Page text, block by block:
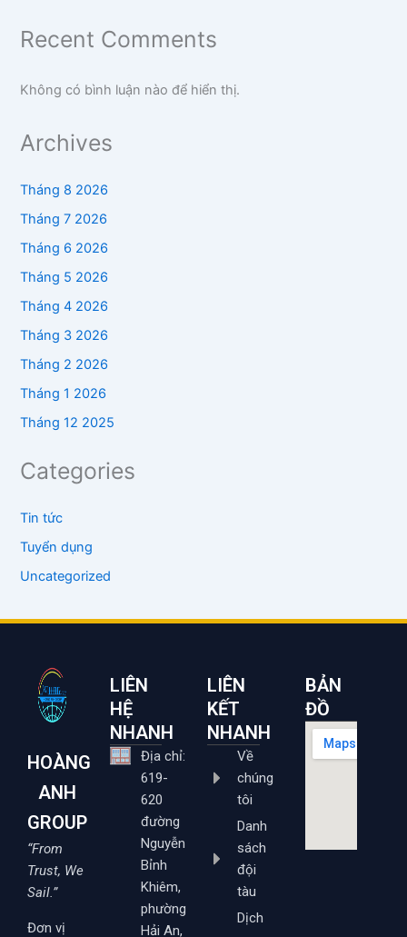
Recent Comments
Không có bình luận nào để hiển thị.
Archives
Tháng 8 2026
Tháng 7 2026
Tháng 6 2026
Tháng 5 2026
Tháng 4 2026
Tháng 3 2026
Tháng 2 2026
Tháng 1 2026
Tháng 12 2025
Categories
Tin tức
Tuyển dụng
Uncategorized
HOÀNG
ANH
GROUP
“From
Trust, We
Sail.”
Đơn vị
LIÊN
HỆ
NHANH
Địa chỉ:
619-
620
đường
Nguyễn
Bỉnh
Khiêm,
phường
Hải An,
LIÊN
KẾT
NHANH
Về
chúng
tôi
Danh
sách
đội
tàu
Dịch
BẢN
ĐỒ